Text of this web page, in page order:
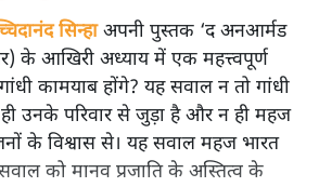
सिन्हाअपनी पुस्तक ‘द अनआर्मड
के आखिरी अध्याय में एक महत्त्वपूर्ण
कामयाब होंगे? यह सवाल न तो गांधी
उनके परिवार से जुड़ा है और न ही महज
के विश्वास से। यह सवाल महज भारत
को मानव प्रजाति के अस्तित्व के